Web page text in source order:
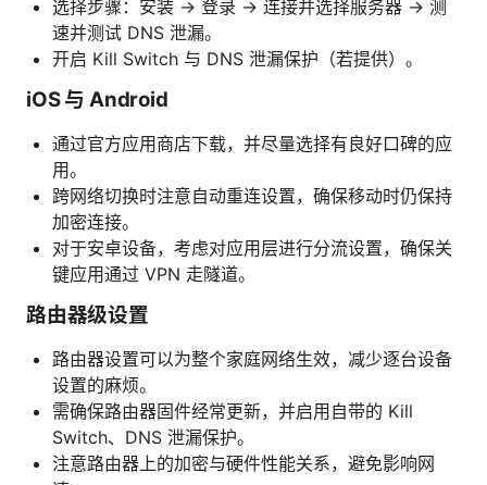
选择步骤：安装 → 登录 → 连接并选择服务器 → 测
速并测试 DNS 泄漏。
开启 Kill Switch 与 DNS 泄漏保护（若提供）。
iOS 与 Android
通过官方应用商店下载，并尽量选择有良好口碑的应
用。
跨网络切换时注意自动重连设置，确保移动时仍保持
加密连接。
对于安卓设备，考虑对应用层进行分流设置，确保关
键应用通过 VPN 走隧道。
路由器级设置
路由器设置可以为整个家庭网络生效，减少逐台设备
设置的麻烦。
需确保路由器固件经常更新，并启用自带的 Kill
Switch、DNS 泄漏保护。
注意路由器上的加密与硬件性能关系，避免影响网